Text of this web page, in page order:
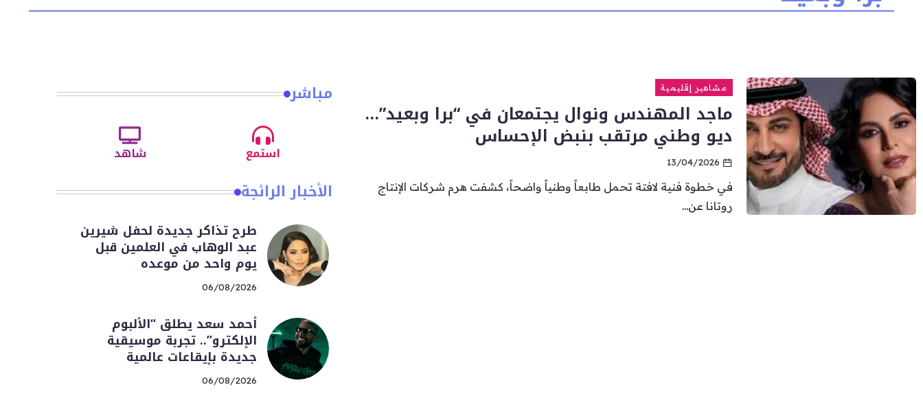
مشاهير إقليمية
ماجد المهندس ونوال يجتمعان في “برا وبعيد”…
ديو وطني مرتقب بنبض الإحساس
13/04/2026
في خطوة فنية لافتة تحمل طابعاً وطنياً واضحاً، كشفت هرم شركات الإنتاج
روتانا عن...
مباشر
استمع شاهد
الأخبار الرائجة
طرح تذاكر جديدة لحفل شيرين
عبد الوهاب في العلمين قبل
يوم واحد من موعده
06/08/2026
أحمد سعد يطلق “الألبوم
الإلكترو”.. تجربة موسيقية
جديدة بإيقاعات عالمية
06/08/2026